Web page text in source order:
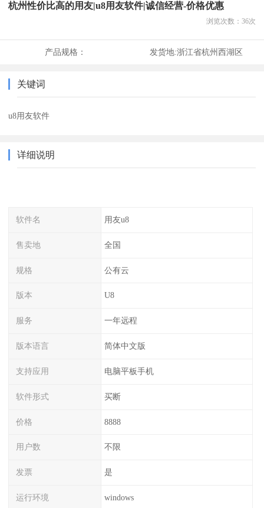
杭州性价比高的用友|u8用友软件|诚信经营-价格优惠
浏览次数： 36次
产品规格： 发货地:浙江省杭州西湖区
关键词
u8用友软件
详细说明
软件名 用友u8
售卖地 全国
规格 公有云
版本 U8
服务 一年远程
版本语言 简体中文版
支持应用 电脑平板手机
软件形式 买断
价格 8888
用户数 不限
发票 是
运行环境 windows